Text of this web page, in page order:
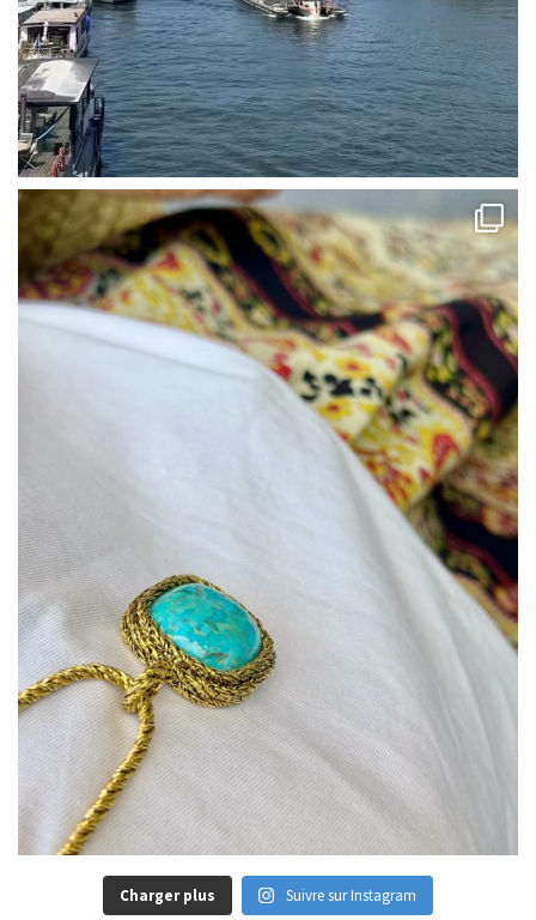
Charger plus Suivre sur Instagram